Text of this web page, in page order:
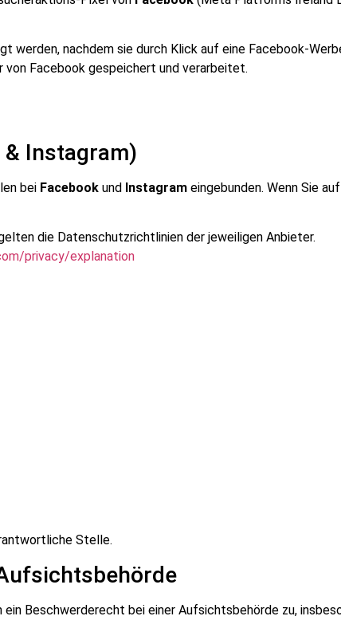
werden, nachdem sie durch Klick auf eine Facebook-
von Facebook gespeichert und verarbeitet.
& Instagram)
bei Facebook und Instagram eingebunden. Wenn Sie
die Datenschutzrichtlinien der jeweiligen Anbieter.
privacy/explanation
Stelle.
Beschwerderecht bei einer Aufsichtsbehörde zu,